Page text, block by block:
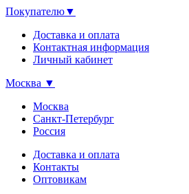
Покупателю▼
Доставка и оплата
Контактная информация
Личный кабинет
Москва ▼
Москва
Санкт-Петербург
Россия
Доставка и оплата
Контакты
Оптовикам